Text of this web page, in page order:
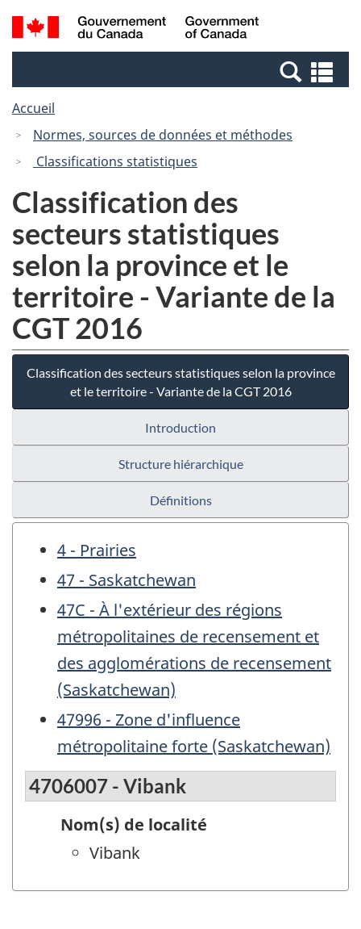
Passer
au
Passer
à
Canada
Recherche
et
et
Accueil
Normes, sources de données et méthodes
Classifications statistiques
Classification des
secteurs statistiques
selon la province et le
territoire - Variante de la
CGT 2016
Classification des secteurs statistiques selon la province
et le territoire - Variante de la CGT 2016
Introduction
Structure hiérarchique
Définitions
4 - Prairies
47 - Saskatchewan
47C - À l'extérieur des régions
métropolitaines de recensement et
des agglomérations de recensement
(Saskatchewan)
47996 - Zone d'influence
métropolitaine forte (Saskatchewan)
4706007 - Vibank
Nom(s) de localité
Vibank